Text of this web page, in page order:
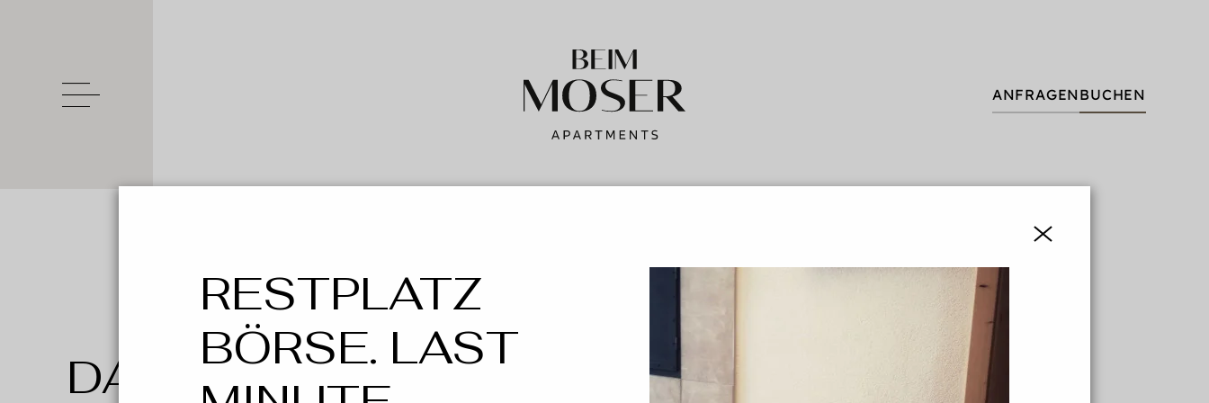
RESTPLATZ
BÖRSE. LAST
ANFRAGENBUCHEN
DATENSCHUTZ